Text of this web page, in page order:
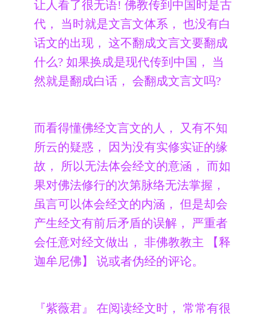
让人看了很无语! 佛教传到中国时是古
代， 当时就是文言文体系， 也没有白
话文的出现， 这不翻成文言文要翻成
什么? 如果换成是现代传到中国， 当
然就是翻成白话， 会翻成文言文吗?
而看得懂佛经文言文的人， 又有不知
所云的疑惑， 因为没有实修实证的缘
故， 所以无法体会经文的意涵， 而如
果对佛法修行的次第脉络无法掌握，
虽言可以体会经文的内涵， 但是却会
产生经文有前后矛盾的误解， 严重者
会任意对经文做出， 非佛教教主 【释
迦牟尼佛】 说或者伪经的评论。
『紫薇君』 在阅读经文时， 常常有很